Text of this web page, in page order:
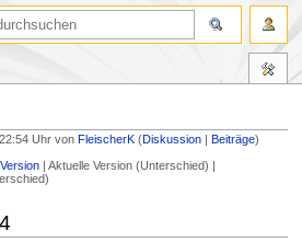
Uhr von FleischerK (Diskussion Beiträge)
| Aktuelle Version (Unterschied) |